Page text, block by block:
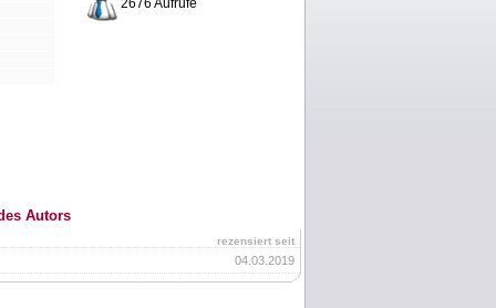
Autors
rezensiert seit
04.03.2019